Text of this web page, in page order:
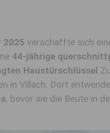
2025 verschaffte sich
44-jährige
Haustürschlüssel
in Villach. Dort
, bevor sie die Beute in